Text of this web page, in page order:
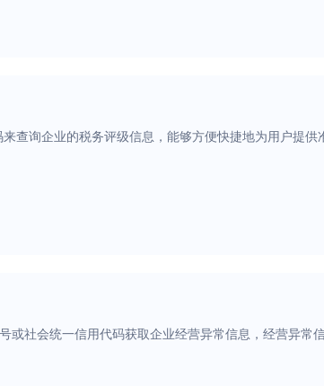
查询企业的税务评级信息，能够方便快捷地为用户提供
或社会统一信用代码获取企业经营异常信息，经营异常